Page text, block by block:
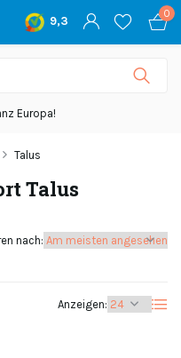
9,3
0
Europa!
Talus
Talus
Anzeigen:
nach: